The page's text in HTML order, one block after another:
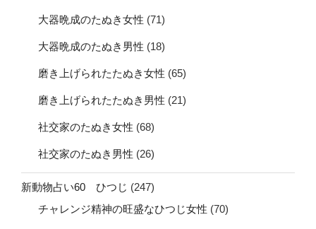
大器晩成のたぬき女性 (71)
大器晩成のたぬき男性 (18)
磨き上げられたたぬき女性 (65)
磨き上げられたたぬき男性 (21)
社交家のたぬき女性 (68)
社交家のたぬき男性 (26)
新動物占い60 ひつじ (247)
チャレンジ精神の旺盛なひつじ女性 (70)